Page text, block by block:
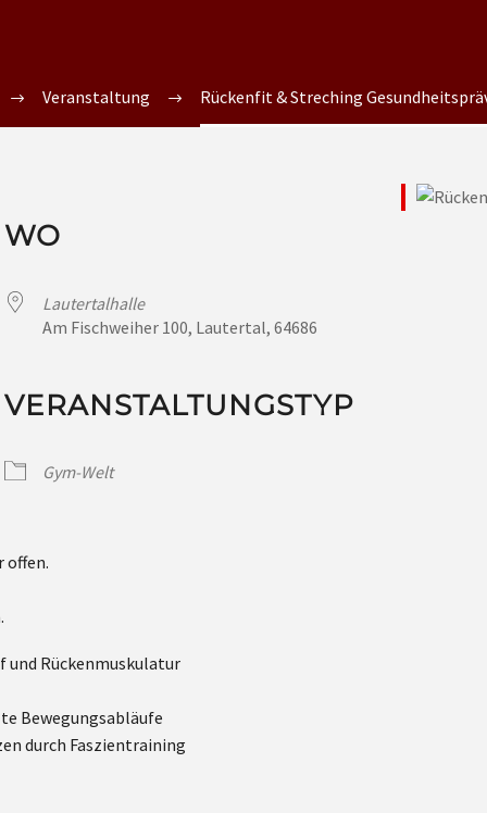
Veranstaltung Rückenfit & Streching
WO
Lautertalhalle
Am Fischweiher 100, Lautertal, 64686
VERANSTALTUNGSTYP
Gym-Welt
offen.
und Rückenmuskulatur
Bewegungsabläufe
durch Faszientraining